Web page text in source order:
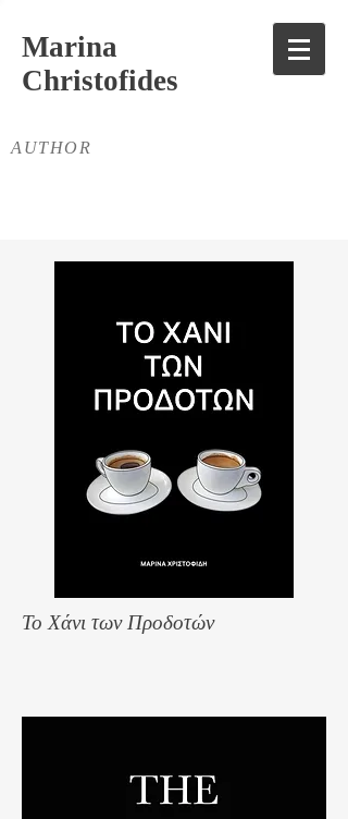
Marina
Christofides
AUTHOR
Το Χάνι των Προδοτών